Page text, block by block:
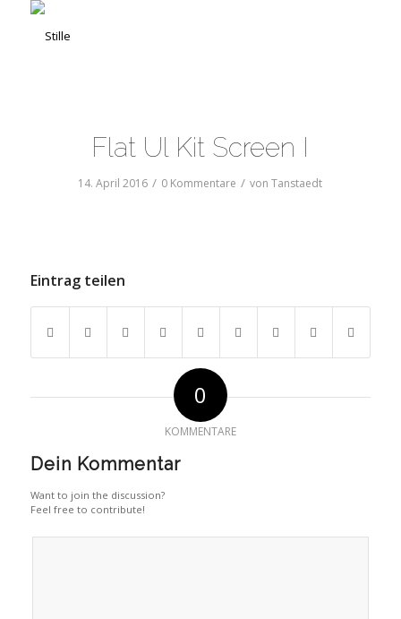
Flat Ul Kit Screen I
14. April 2016 / 0 Kommentare / vonTanstaedt
Eintrag teilen
0
KOMMENTARE
Dein Kommentar
Want to join the discussion?
Feel free to contribute!